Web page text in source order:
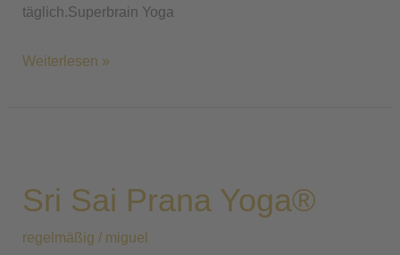
täglich.Superbrain Yoga
Weiterlesen »
Sri Sai Prana Yoga®
regelmäßig / miguel
Prana